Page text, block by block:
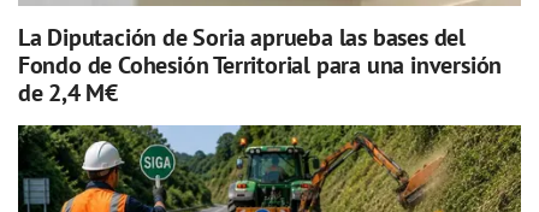
La Diputación de Soria aprueba las bases del
Fondo de Cohesión Territorial para una inversión
de 2,4 M€